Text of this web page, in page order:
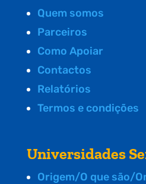
Quem somos
Parceiros
Como Apoiar
Contactos
Relatórios
Termos e condições
Universidades
Origem/O que são/